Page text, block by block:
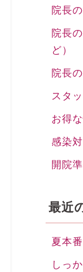
院長
院長
ど）
院長
スタ
お得
感染
開院
最近
夏本番
しっ